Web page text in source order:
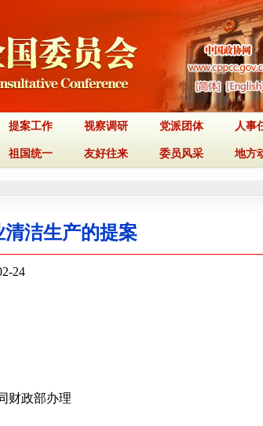
提案工作 视察调研 党派团体 人事
祖国统一 友好往来 委员风采 地方
洁生产的提案
24
财政部办理